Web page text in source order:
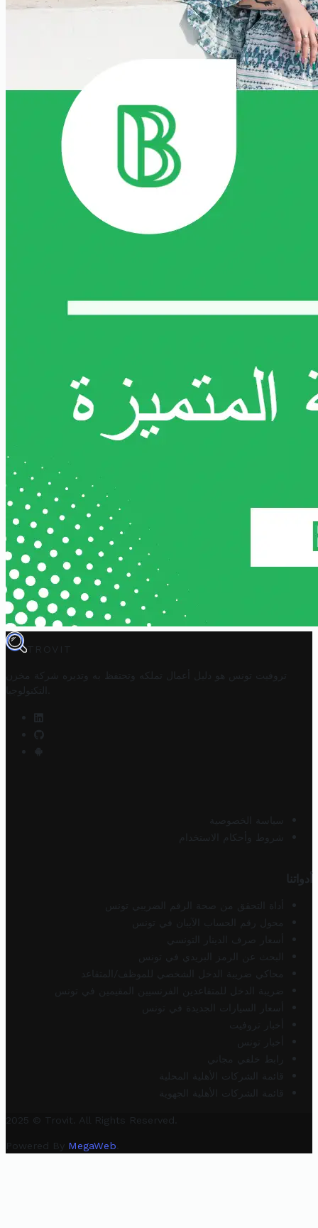
TROVIT
تروفيت تونس هو دليل أعمال تملكه وتحتفظ به وتديره
شركة مخزن
التكنولوجيا
سياسة الخصوصية
شروط وأحكام الاستخدام
أدواتنا
أداة التحقق من صحة الرقم الضريبي تونس
محول رقم الحساب الآيبان في تونس
أسعار صرف الدينار التونسي
البحث عن الرمز البريدي في تونس
محاكي ضريبة الدخل الشخصي للموظف/المتقاعد
ضريبة الدخل للمتقاعدين الفرنسيين المقيمين في تونس
أسعار السيارات الجديدة في تونس
أخبار تروفيت
أخبار تونس
رابط خلفي مجاني
قائمة الشركات الأهلية المحلية
قائمة الشركات الأهلية الجهوية
2025 © Trovit. All Rights Reserved.
Powered By MegaWeb